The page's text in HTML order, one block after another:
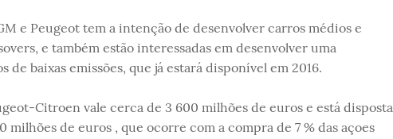
e Peugeot tem a intenção de desenvolver carros médios e
e também estão interessadas em desenvolver uma
baixas emissões, que já estará disponível em 2016.
Citroen vale cerca de 3 600 milhões de euros e está disposta
milhões de euros , que ocorre com a compra de 7 % das açoes